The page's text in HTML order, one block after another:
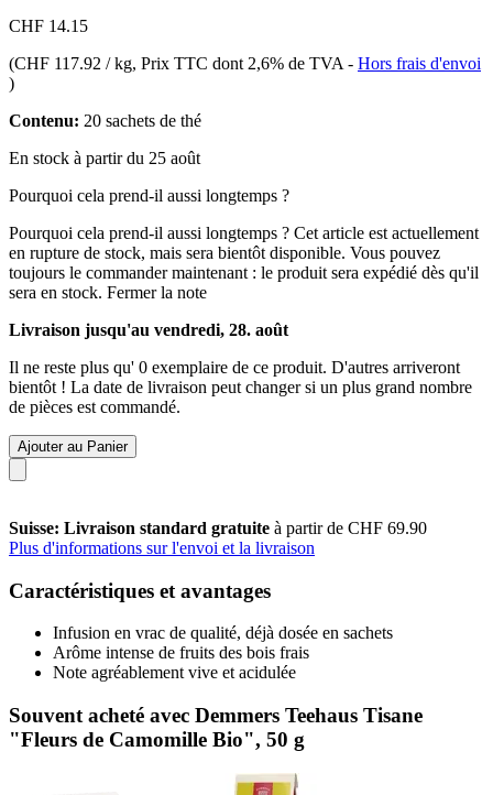
CHF 14.15
(CHF 117.92 / kg, Prix TTC dont 2,6% de TVA - Hors frais d'envoi
)
Contenu: 20 sachets de thé
En stock à partir du 25 août
Pourquoi cela prend-il aussi longtemps ?
Pourquoi cela prend-il aussi longtemps ? Cet article est actuellement
en rupture de stock, mais sera bientôt disponible. Vous pouvez
toujours le commander maintenant : le produit sera expédié dès qu'il
sera en stock. Fermer la note
Livraison jusqu'au vendredi, 28. août
Il ne reste plus qu' 0 exemplaire de ce produit. D'autres arriveront
bientôt ! La date de livraison peut changer si un plus grand nombre
de pièces est commandé.
Ajouter au Panier
Suisse: Livraison standard gratuite à partir de CHF 69.90
Plus d'informations sur l'envoi et la livraison
Caractéristiques et avantages
Infusion en vrac de qualité, déjà dosée en sachets
Arôme intense de fruits des bois frais
Note agréablement vive et acidulée
Souvent acheté avec Demmers Teehaus Tisane
"Fleurs de Camomille Bio", 50 g